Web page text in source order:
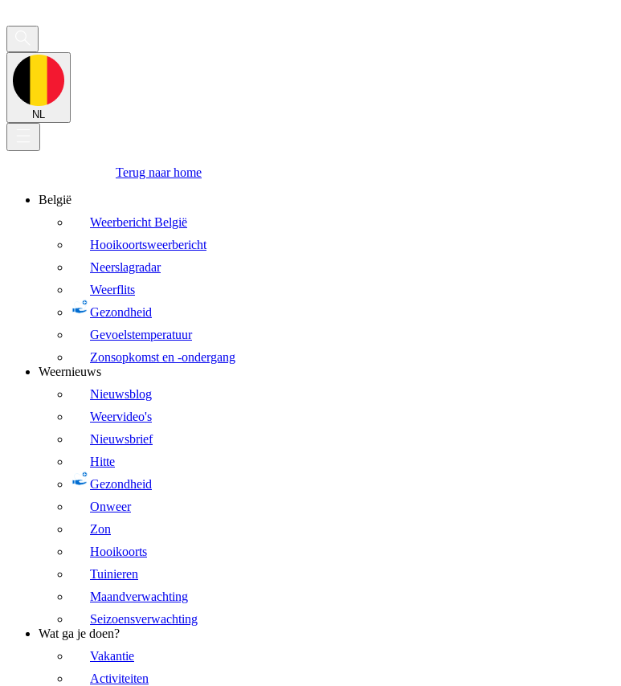
NL
Terug naar home
België
Weerbericht België
Hooikoortsweerbericht
Neerslagradar
Weerflits
Gezondheid
Gevoelstemperatuur
Zonsopkomst en -ondergang
Weernieuws
Nieuwsblog
Weervideo's
Nieuwsbrief
Hitte
Gezondheid
Onweer
Zon
Hooikoorts
Tuinieren
Maandverwachting
Seizoensverwachting
Wat ga je doen?
Vakantie
Activiteiten